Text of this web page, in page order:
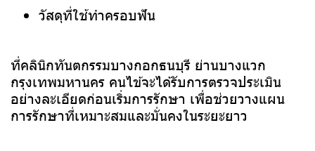
วัสดุที่ใช้ทำครอบฟัน
ที่คลินิกทันตกรรมบางกอกธนบุรี ย่านบางแวก
กรุงเทพมหานคร คนไข้จะได้รับการตรวจประเมิน
อย่างละเอียดก่อนเริ่มการรักษา เพื่อช่วยวางแผน
การรักษาที่เหมาะสมและมั่นคงในระยะยาว